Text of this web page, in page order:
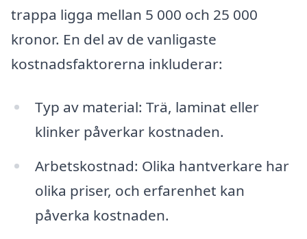
trappa ligga mellan 5 000 och 25 000
kronor. En del av de vanligaste
kostnadsfaktorerna inkluderar:
Typ av material: Trä, laminat eller
klinker påverkar kostnaden.
Arbetskostnad: Olika hantverkare har
olika priser, och erfarenhet kan
påverka kostnaden.